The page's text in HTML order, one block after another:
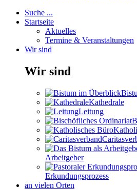
Suche ...
Startseite
Aktuelles
Termine & Veranstaltungen
Wir sind
Wir sind
Kathedrale
Leitung
Arbeitgeber
Erkundungsprozess
an vielen Orten